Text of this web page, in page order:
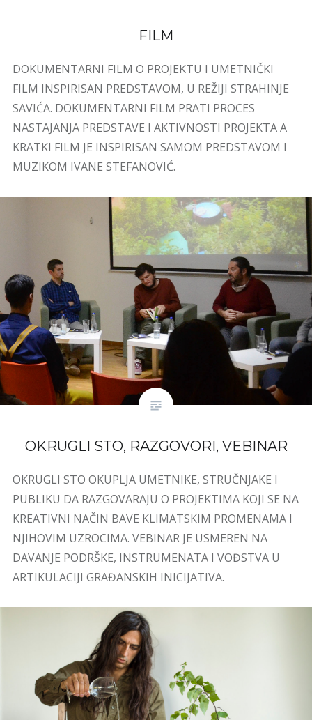
FILM
DOKUMENTARNI FILM O PROJEKTU I UMETNIČKI
FILM INSPIRISAN PREDSTAVOM, U REŽIJI STRAHINJE
SAVIĆA. DOKUMENTARNI FILM PRATI PROCES
NASTAJANJA PREDSTAVE I AKTIVNOSTI PROJEKTA A
KRATKI FILM JE INSPIRISAN SAMOM PREDSTAVOM I
MUZIKOM IVANE STEFANOVIĆ.
OKRUGLI STO, RAZGOVORI, VEBINAR
OKRUGLI STO OKUPLJA UMETNIKE, STRUČNJAKE I
PUBLIKU DA RAZGOVARAJU O PROJEKTIMA KOJI SE NA
KREATIVNI NAČIN BAVE KLIMATSKIM PROMENAMA I
NJIHOVIM UZROCIMA. VEBINAR JE USMEREN NA
DAVANJE PODRŠKE, INSTRUMENATA I VOĐSTVA U
ARTIKULACIJI GRAĐANSKIH INICIJATIVA.